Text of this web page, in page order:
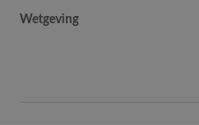
Wetgeving